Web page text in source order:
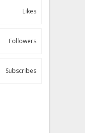
Likes
Followers
Subscribes